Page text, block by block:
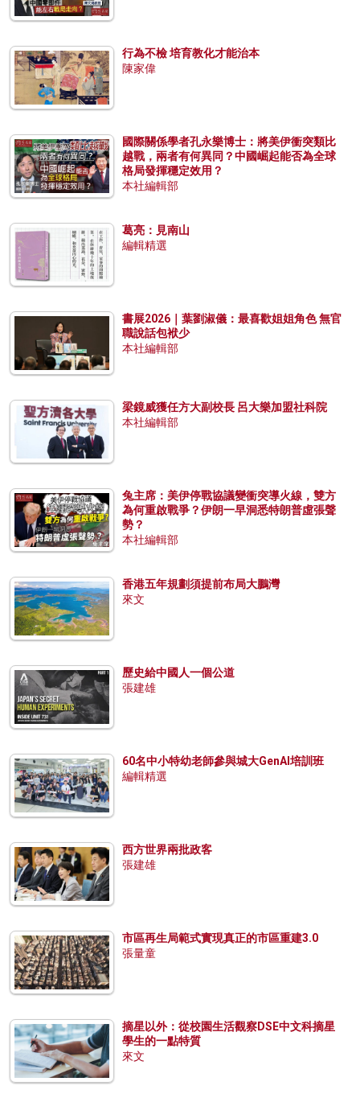
行為不檢 培育教化才能治本
陳家偉
國際關係學者孔永樂博士：將美伊衝突類比
越戰，兩者有何異同？中國崛起能否為全球
格局發揮穩定效用？
本社編輯部
葛亮：見南山
編輯精選
書展2026｜葉劉淑儀：最喜歡姐姐角色 無官
職說話包袱少
本社編輯部
梁鏡威獲任方大副校長 呂大樂加盟社科院
本社編輯部
兔主席：美伊停戰協議變衝突導火線，雙方
為何重啟戰爭？伊朗一早洞悉特朗普虛張聲
勢？
本社編輯部
香港五年規劃須提前布局大鵬灣
來文
歷史給中國人一個公道
張建雄
60名中小特幼老師參與城大GenAI培訓班
編輯精選
西方世界兩批政客
張建雄
市區再生局範式實現真正的市區重建3.0
張量童
摘星以外：從校園生活觀察DSE中文科摘星
學生的一點特質
來文